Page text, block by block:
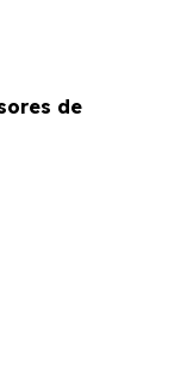
de